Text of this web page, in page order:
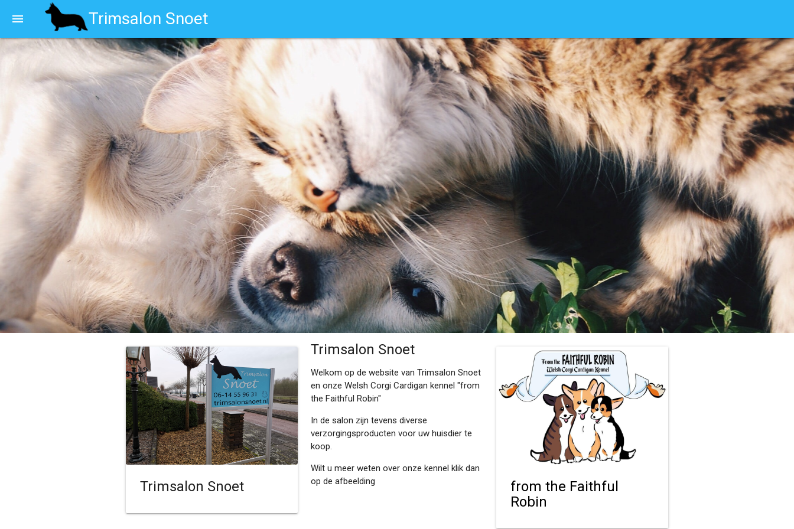
Trimsalon Snoet
menu
Trimsalon Snoet
Trimsalon Snoet
Welkom op de website van Trimsalon Snoet
en onze Welsh Corgi Cardigan kennel "from
the Faithful Robin"
In de salon zijn tevens diverse
verzorgingsproducten voor uw huisdier te
koop.
Wilt u meer weten over onze kennel klik dan
op de afbeelding
from the Faithful
Robin